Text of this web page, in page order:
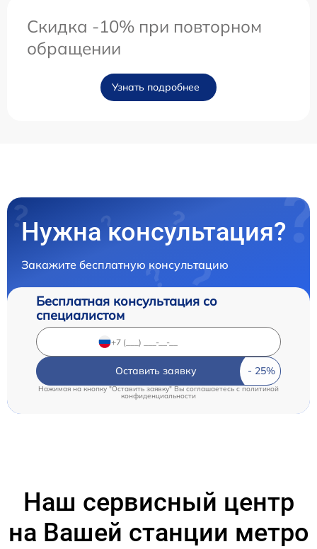
Скидка -10% при повторном
обращении
Узнать подробнее
Нужна консультация?
Закажите бесплатную консультацию
Бесплатная консультация со
специалистом
Оставить заявку
Нажимая на кнопку "Оставить заявку" Вы соглашаетесь c политикой
конфиденциальности
Наш сервисный центр
на Вашей станции метро